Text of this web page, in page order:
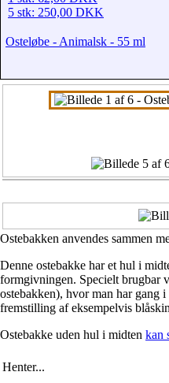
5 stk: 250,00 DKK
Osteløbe - Animalsk - 55 ml
Ostebakken anvendes sammen
Denne ostebakke har et hul i
formgivningen. Specielt brugbar
ostebakken), hvor man har gang
fremstilling af eksempelvis
Ostebakke uden hul i midten kan
Henter...